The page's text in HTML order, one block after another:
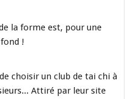
la forme est, pour une
!
choisir un club de tai chi à
Attiré par leur site